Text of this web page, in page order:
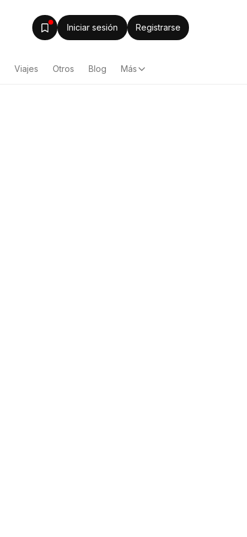
Iniciar sesión Registrarse
Viajes Otros Blog Más